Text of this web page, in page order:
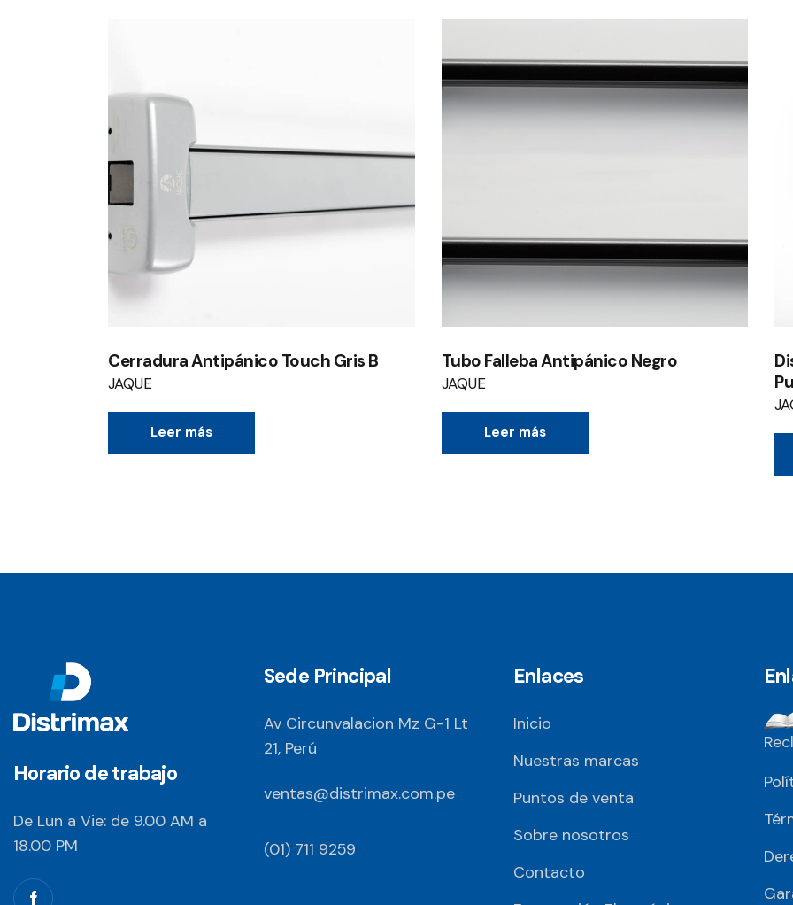
Cerradura Antipánico Touch Gris B
JAQUE
Leer más
Tubo Falleba Antipánico Negro
JAQUE
Leer más
Horario de trabajo
De Lun a Vie: de 9.00 AM a
18.00 PM
Sede Principal
Av Circunvalacion Mz G-1 Lt
21, Perú
ventas@distrimax.com.pe
(01) 711 9259
Enlaces
Inicio
Nuestras marcas
Puntos de venta
Sobre nosotros
Contacto